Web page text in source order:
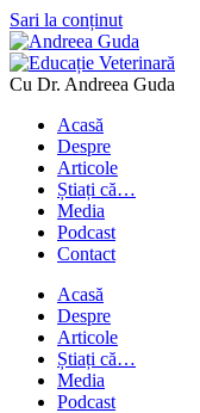
Sari la conținut
Cu Dr. Andreea Guda
Acasă
Despre
Articole
Știați că…
Media
Podcast
Contact
Acasă
Despre
Articole
Știați că…
Media
Podcast